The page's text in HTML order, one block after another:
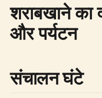
शराबखाने का
और पर्यटन
संचालन घंटे